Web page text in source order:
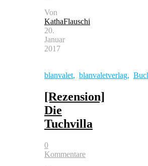
Von
KathaFlauschi
20.
Januar
2017
blanvalet, blanvaletverlag,
[Rezension]
Die
Tuchvilla
0
Kommentare